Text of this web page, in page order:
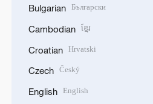
Bulgarian Български
Cambodian ខ្មែរ
Croatian Hrvatski
Czech Český
English English